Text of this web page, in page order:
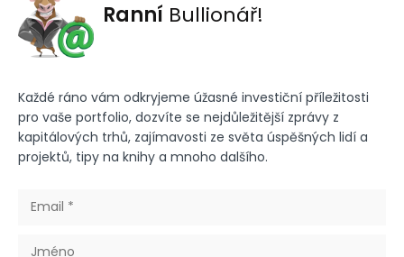
Ranní Bullionář!
Každé ráno vám odkryjeme úžasné investiční příležitosti
pro vaše portfolio, dozvíte se nejdůležitější zprávy z
kapitálových trhů, zajímavosti ze světa úspěšných lidí a
projektů, tipy na knihy a mnoho dalšího.